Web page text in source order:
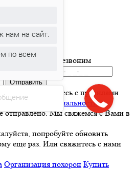
и мы вам перезвоним
Отправить
вы соглашаетесь с правилами
конфиденциальности
отправлено. Мы свяжемся с Вами в
попробуйте обновить
еще раз. Или свяжитесь с нами
Организация похорон Купить
нам на сайт.
по всем